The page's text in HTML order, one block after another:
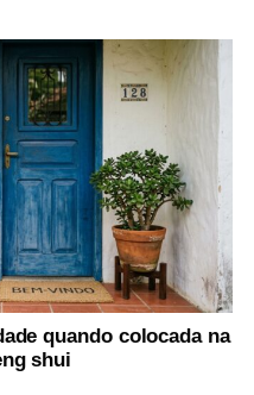
quando colocada na
shui